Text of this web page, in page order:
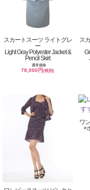
スカートスーツ ライトグレ
ー
Light Gray Polyester Jacket &
Pencil Skirt
通常価格
78,000円(税別)
ス
ワ
×